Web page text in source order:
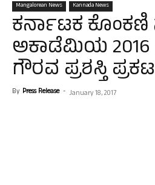
Mangalorean News Kannada News
ಕರ್ನಾಟಕ ಕೊಂಕಣಿ
ಅಕಾಡೆಮಿಯ 2016
ಗೌರವ ಪ್ರಶಸ್ತಿ ಪ್ರಕಟ
By Press Release - January 18, 2017